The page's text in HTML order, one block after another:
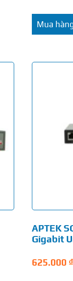
Mua
APTEK
Gigabit
625.000 ₫